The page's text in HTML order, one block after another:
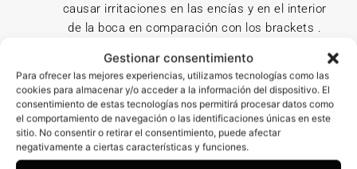
Gestionar consentimiento
Para ofrecer las mejores experiencias, utilizamos tecnologías como las
cookies para almacenar y/o acceder a la información del dispositivo. El
consentimiento de estas tecnologías nos permitirá procesar datos como
el comportamiento de navegación o las identificaciones únicas en este
sitio. No consentir o retirar el consentimiento, puede afectar
negativamente a ciertas características y funciones.
causar irritaciones en las encías y en el interior
de la boca en comparación con los brackets .
alineadores invisibles se pueden quitar, lo que
facilita comer, beber y cepillarse los dientes.
Esto también significa que no hay restricciones
dietéticas, ya que los alineadores se retiran
durante las comidas.
Higiene Oral Mejorada: la capacidad de